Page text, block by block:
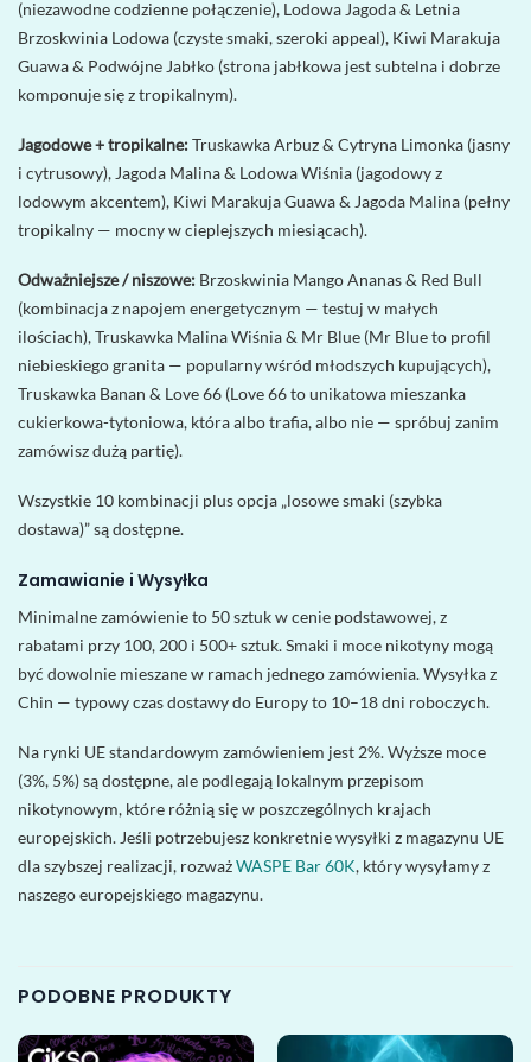
(niezawodne codzienne połączenie), Lodowa Jagoda & Letnia
Brzoskwinia Lodowa (czyste smaki, szeroki appeal), Kiwi Marakuja
Guawa & Podwójne Jabłko (strona jabłkowa jest subtelna i dobrze
komponuje się z tropikalnym).
Jagodowe + tropikalne:Truskawka Arbuz & Cytryna Limonka (jasny
i cytrusowy), Jagoda Malina & Lodowa Wiśnia (jagodowy z
lodowym akcentem), Kiwi Marakuja Guawa & Jagoda Malina (pełny
tropikalny — mocny w cieplejszych miesiącach).
Odważniejsze / niszowe: Brzoskwinia Mango Ananas & Red Bull
(kombinacja z napojem energetycznym — testuj w małych
ilościach), Truskawka Malina Wiśnia & Mr Blue (Mr Blue to profil
niebieskiego granita — popularny wśród młodszych kupujących),
Truskawka Banan & Love 66 (Love 66 to unikatowa mieszanka
cukierkowa-tytoniowa, która albo trafia, albo nie — spróbuj zanim
zamówisz dużą partię).
Wszystkie 10 kombinacji plus opcja „losowe smaki (szybka
dostawa)” są dostępne.
Zamawianie i Wysyłka
Minimalne zamówienie to 50 sztuk w cenie podstawowej, z
rabatami przy 100, 200 i 500+ sztuk. Smaki i moce nikotyny mogą
być dowolnie mieszane w ramach jednego zamówienia. Wysyłka z
Chin — typowy czas dostawy do Europy to 10–18 dni roboczych.
Na rynki UE standardowym zamówieniem jest 2%. Wyższe moce
(3%, 5%) są dostępne, ale podlegają lokalnym przepisom
nikotynowym, które różnią się w poszczególnych krajach
europejskich. Jeśli potrzebujesz konkretnie wysyłki z magazynu UE
dla szybszej realizacji, rozważWASPE Bar 60K, który wysyłamy z
naszego europejskiego magazynu.
PODOBNE PRODUKTY